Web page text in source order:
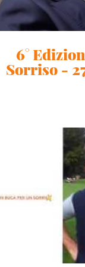
6°
Sorriso -